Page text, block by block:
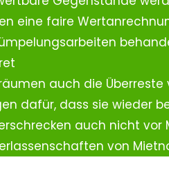
eine faire
auch die
dafür, dass sie wieder
auch nicht vor
von